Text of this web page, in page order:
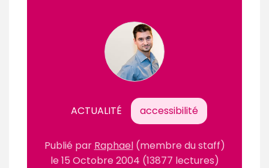
ACTUALITÉ accessibilité
Publié par Raphael (membre du staff)
le15 Octobre 2004 (13877 lectures)